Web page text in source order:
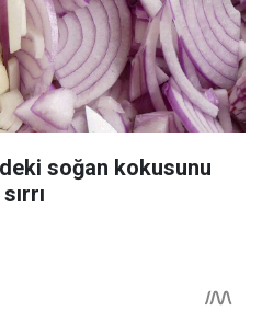
soğan kokusunu